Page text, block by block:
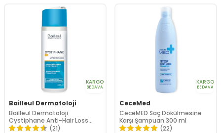
KARGO
BEDAVA
Bailleul Dermatoloji
Bailleul Dermatoloji
Cystiphane Anti-Hair Loss
Shampoo 200 ml
(21)
KARGO
BEDAVA
CeceMed
CeceMED Saç Dökülmesine
Karşı Şampuan 300 ml
(22)